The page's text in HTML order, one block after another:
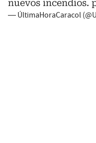
nuevos incendios.
— ÚltimaHoraCaracol